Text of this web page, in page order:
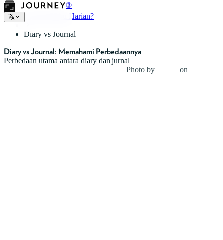
®
Apa itu Buku Harian?
Diary vs Journal
Diary vs Journal: Memahami Perbedaannya
Perbedaan utama antara diary dan jurnal
Photo by
on